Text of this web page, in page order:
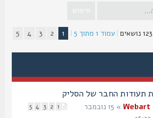
|עמוד1מתוך5
|
1
5
החבר של הסליק
2
3
4
5
» 15 נובמבר